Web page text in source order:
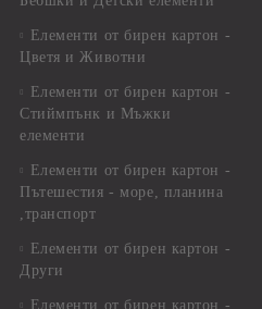
Елементи от бирен картон -
Цветя и Животни
Елементи от бирен картон -
Стиймпънк и Мъжки
елементи
Елементи от бирен картон -
Пътешестия - море, планина
,транспорт
Елементи от бирен картон -
Други
Елементи от бирен картон -